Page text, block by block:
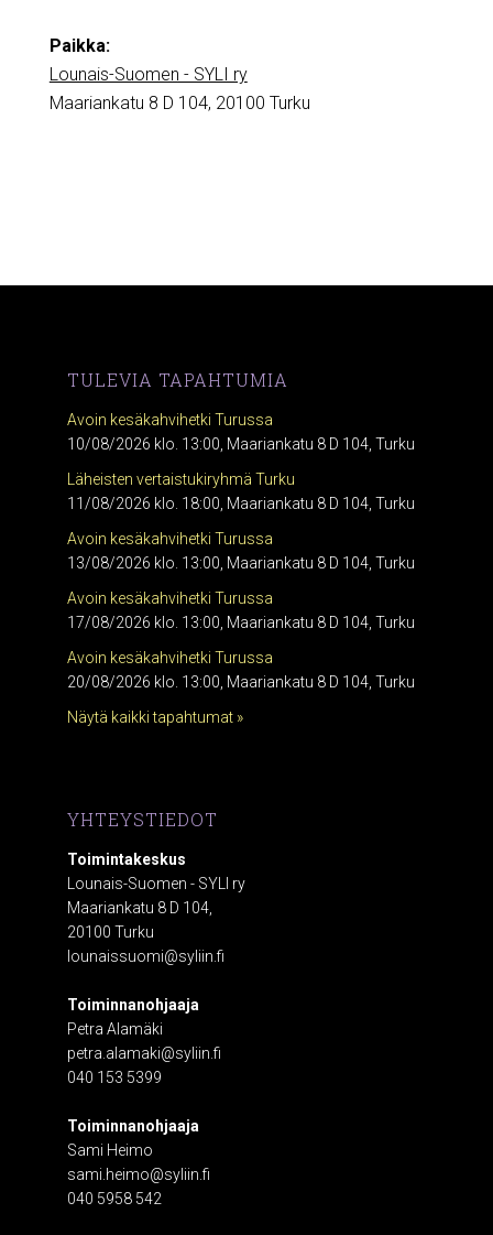
Paikka:
Lounais-Suomen - SYLI ry
Maariankatu 8 D 104, 20100 Turku
TULEVIA TAPAHTUMIA
Avoin kesäkahvihetki Turussa
10/08/2026 klo. 13:00, Maariankatu 8 D 104, Turku
Läheisten vertaistukiryhmä Turku
11/08/2026 klo. 18:00, Maariankatu 8 D 104, Turku
Avoin kesäkahvihetki Turussa
13/08/2026 klo. 13:00, Maariankatu 8 D 104, Turku
Avoin kesäkahvihetki Turussa
17/08/2026 klo. 13:00, Maariankatu 8 D 104, Turku
Avoin kesäkahvihetki Turussa
20/08/2026 klo. 13:00, Maariankatu 8 D 104, Turku
Näytä kaikki tapahtumat »
YHTEYSTIEDOT
Toimintakeskus
Lounais-Suomen - SYLI ry
Maariankatu 8 D 104,
20100 Turku
lounaissuomi@syliin.fi
Toiminnanohjaaja
Petra Alamäki
petra.alamaki@syliin.fi
040 153 5399
Toiminnanohjaaja
Sami Heimo
sami.heimo@syliin.fi
040 5958 542